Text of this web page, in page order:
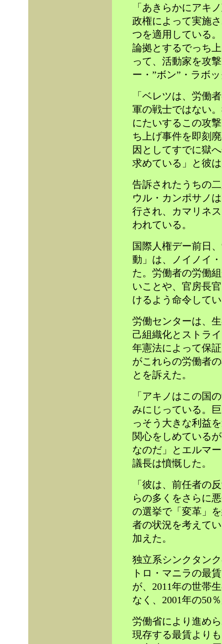
「あきらかにアキ
政権によって実施
つを適用している
論拠とするでっち
って、活動家を攻
ー・”ボン”・ラボ
「ベレツは、労働
軍の戦士ではない
にたいするこの攻
ち上げ事件を即刻
因としてすでに獄
求めている」と彼
告訴されたうちの
ウル・カンポサノ
行され、カマリネ
われている。
国際人権デー前日
動」は、ノイノイ
た。労働者の労働
いことや、官房長
けるよう命令して
労働センターは、
己組織化とストラ
年憲法によって保
がこれらの労働者
とを訴えた。
「アキノはこの国
みにじっている。
っそう大きな利益
関心をしめている
なのだ」とエルマ
議長は憤慨した。
「彼は、前任者の
らの多くをさらに
の選挙で「変革」
者の状況を考えて
加えた。
独立系シンクタン
トロ・マニラの最
が、2011年の世帯
なく、2001年の50
労働省により進め
現存する最賃より